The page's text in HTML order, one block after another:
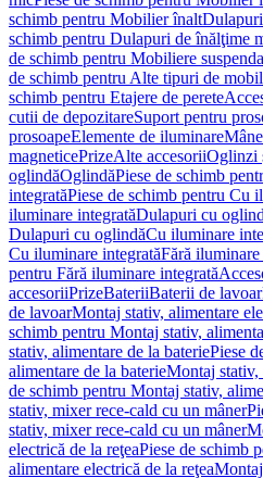
schimb pentru Mobilier înalt
schimb pentru Dulapuri de înălţime
de schimb pentru Mobiliere
de schimb pentru Alte tipuri de
schimb pentru Etajere de perete
cutii de depozitareSuport pentru
prosoapeElemente de iluminare
magneticePrizeAlte accesoriiOglinzi
oglindăOglindăPiese de schimb
integratăPiese de schimb pentru Cu
iluminare integratăDulapuri cu
Dulapuri cu oglindăCu iluminare
Cu iluminare integratăFără iluminare
pentru Fără iluminare integrată
accesoriiPrizeBateriiBaterii de lavoar
de lavoarMontaj stativ, alimentare
schimb pentru Montaj stativ,
stativ, alimentare de la bateriePiese
alimentare de la baterieMontaj stativ,
de schimb pentru Montaj stativ,
stativ, mixer rece-cald cu un mâner
stativ, mixer rece-cald cu un mâner
electrică de la reţeaPiese de schimb
alimentare electrică de la reţea